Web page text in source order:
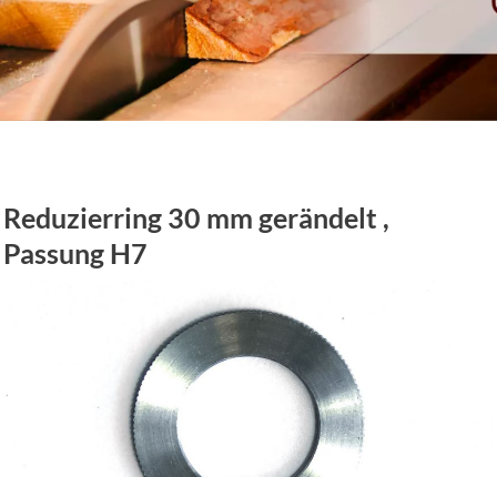
Reduzierring 30 mm gerändelt ,
Passung H7